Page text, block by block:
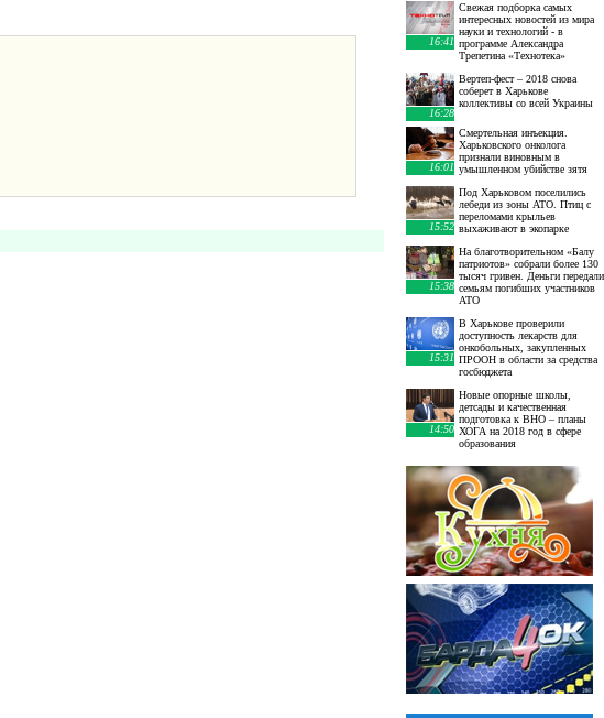
16:41
Свежая подборка самых
интересных новостей из мира
науки и технологий - в
программе Александра
Трепетина «Технотека»
16:28
Вертеп-фест – 2018 снова
соберет в Харькове
коллективы со всей Украины
16:01
Смертельная инъекция.
Харьковского онколога
признали виновным в
умышленном убийстве зятя
15:52
Под Харьковом поселились
лебеди из зоны АТО. Птиц с
переломами крыльев
выхаживают в экопарке
15:38
На благотворительном «Балу
патриотов» собрали более 130
тысяч гривен. Деньги передали
семьям погибших участников
АТО
15:31
В Харькове проверили
доступность лекарств для
онкобольных, закупленных
ПРООН в области за средства
госбюджета
14:50
Новые опорные школы,
детсады и качественная
подготовка к ВНО – планы
ХОГА на 2018 год в сфере
образования